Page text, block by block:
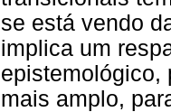
se está vendo
implica um
epistemológico,
mais amplo,